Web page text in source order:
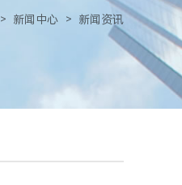
> 新闻中心 > 新闻资讯